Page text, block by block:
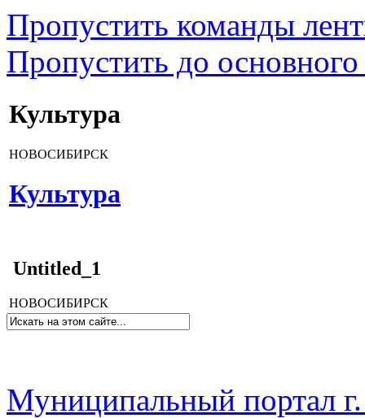
Пропустить команды
Пропустить до основного
Культура
НОВОСИБИРСК
Культура
Untitled_1
НОВОСИБИРСК
Муниципальный портал